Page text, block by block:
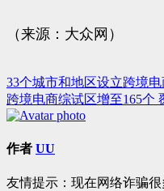
（来源：大众网）
文
章
导
33个城市和地区设立跨境
跨境电商综试区增至165个
作者 UU
友情提示：现在网络诈骗